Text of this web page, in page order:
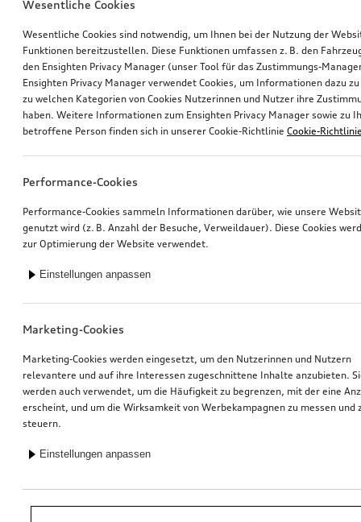
*Unverbindliche Preisempfehlung der Importeurin AMAG Import AG. Inkl.
gesetzlicher MwSt. Preise beim Audi Partner können abweichen; weitere
Wesentliche Cookies
Wesentliche Cookies sind notwendig, um Ihnen bei der Nutzung der
Funktionen bereitzustellen. Diese Funktionen umfassen z. B. den
den Ensighten Privacy Manager (unser Tool für das Zustimmungs-
Ensighten Privacy Manager verwendet Cookies, um Informationen dazu
zu welchen Kategorien von Cookies Nutzerinnen und Nutzer ihre
haben. Weitere Informationen zum Ensighten Privacy Manager sowie zu
betroffene Person finden sich in unserer Cookie-Richtlinie Cookie-
Performance-Cookies
Performance-Cookies sammeln Informationen darüber, wie unsere
genutzt wird (z. B. Anzahl der Besuche, Verweildauer). Diese Cookies
zur Optimierung der Website verwendet.
Einstellungen anpassen
Marketing-Cookies
Marketing-Cookies werden eingesetzt, um den Nutzerinnen und Nutzern
relevantere und auf ihre Interessen zugeschnittene Inhalte anzubieten.
werden auch verwendet, um die Häufigkeit zu begrenzen, mit der eine
erscheint, und um die Wirksamkeit von Werbekampagnen zu messen und
steuern.
Einstellungen anpassen